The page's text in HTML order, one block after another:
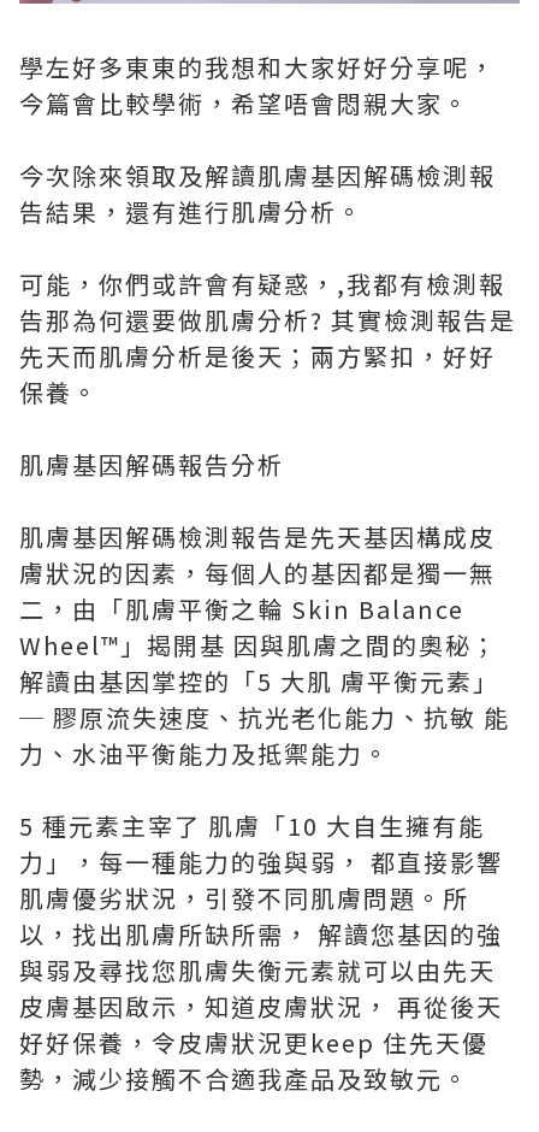
學左好多東東的我想和大家好好分享呢，
今篇會比較學術，希望唔會悶親大家。
今次除來領取及解讀肌膚基因解碼檢測報
告結果，還有進行肌膚分析。
可能，你們或許會有疑惑，,我都有檢測報
告那為何還要做肌膚分析? 其實檢測報告是
先天而肌膚分析是後天；兩方緊扣，好好
保養。
肌膚基因解碼報告分析
肌膚基因解碼檢測報告是先天基因構成皮
膚狀況的因素，每個人的基因都是獨一無
二，由「肌膚平衡之輪 Skin Balance
Wheel™」揭開基 因與肌膚之間的奧秘；
解讀由基因掌控的「5 大肌 膚平衡元素」
─ 膠原流失速度、抗光老化能力、抗敏 能
力、水油平衡能力及抵禦能力。
5 種元素主宰了 肌膚「10 大自生擁有能
力」，每一種能力的強與弱， 都直接影響
肌膚優劣狀況，引發不同肌膚問題。所
以，找出肌膚所缺所需， 解讀您基因的強
與弱及尋找您肌膚失衡元素就可以由先天
皮膚基因啟示，知道皮膚狀況， 再從後天
好好保養，令皮膚狀況更keep 住先天優
勢，減少接觸不合適我產品及致敏元。